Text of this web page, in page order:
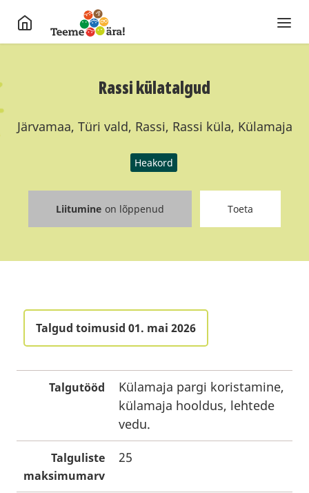
Rassi külatalgud
Järvamaa, Türi vald, Rassi, Rassi küla, Külamaja
Heakord
Liitumine on lõppenud Toeta
Talgud toimusid 01. mai 2026
Talgutööd
Külamaja pargi koristamine,
külamaja hooldus, lehtede
vedu.
Talguliste
maksimumarv
25